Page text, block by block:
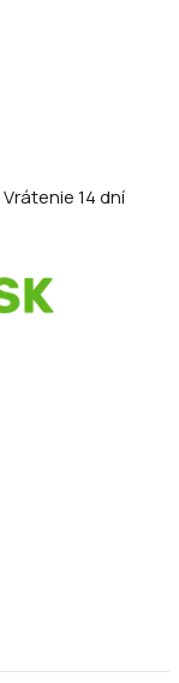
Vrátenie 14 dní